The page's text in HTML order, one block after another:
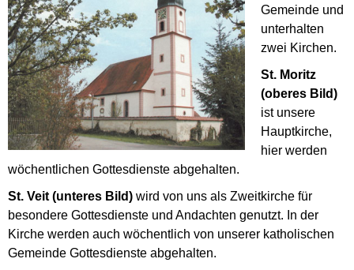
Gemeinde und
unterhalten
zwei Kirchen.
St. Moritz
(oberes Bild)
ist unsere
Hauptkirche,
hier werden
wöchentlichen Gottesdienste abgehalten.
St. Veit (unteres Bild) wird von uns als Zweitkirche für
besondere Gottesdienste und Andachten genutzt. In der
Kirche werden auch wöchentlich von unserer katholischen
Gemeinde Gottesdienste abgehalten.